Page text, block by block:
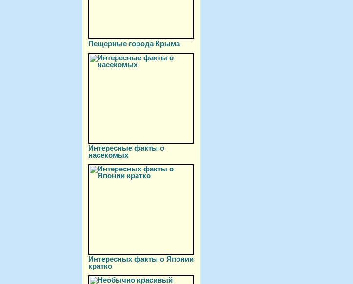
Пещерные города Крыма
Интересные факты о
насекомых
Интересных факты о Японии
кратко